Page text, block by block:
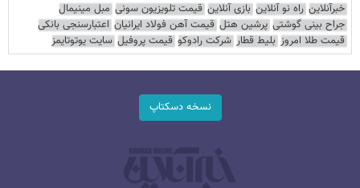
خبرآنلاین راه نو آنلاین بازی آنلاین قیمت تلویزیون سونی مبل مینیمال
جراح بینی گوشتی پرشین هتل قیمت آهن فولاد ایرانیان اعتبارسنجی بانکی
قیمت طلا امروز بلیط قطار شرکت رادوکو قیمت پروفیل سایت یوتوتایمز
نسخه دسکتاپ